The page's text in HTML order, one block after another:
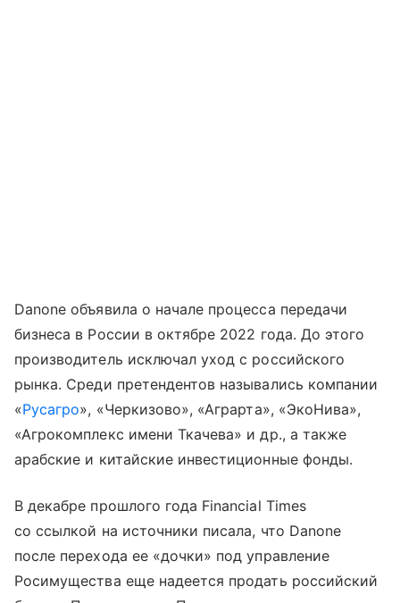
Danone объявила о начале процесса передачи
бизнеса в России в октябре 2022 года. До этого
производитель исключал уход с российского
рынка. Среди претендентов назывались компании
«Русагро», «Черкизово», «Аграрта», «ЭкоНива»,
«Агрокомплекс имени Ткачева» и др., а также
арабские и китайские инвестиционные фонды.
В декабре прошлого года Financial Times
со ссылкой на источники писала, что Danone
после перехода ее «дочки» под управление
Росимущества еще надеется продать российский